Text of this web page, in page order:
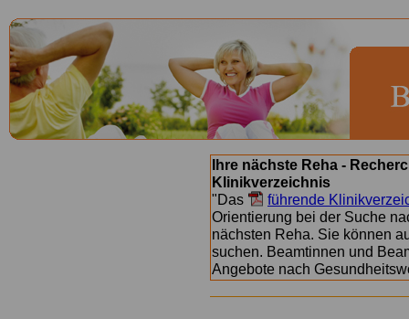
Ihre nächste Reha -
Klinikverzeichnis
"Das
führende
Orientierung bei der Suche
nächsten Reha. Sie können
suchen. Beamtinnen und
Angebote nach